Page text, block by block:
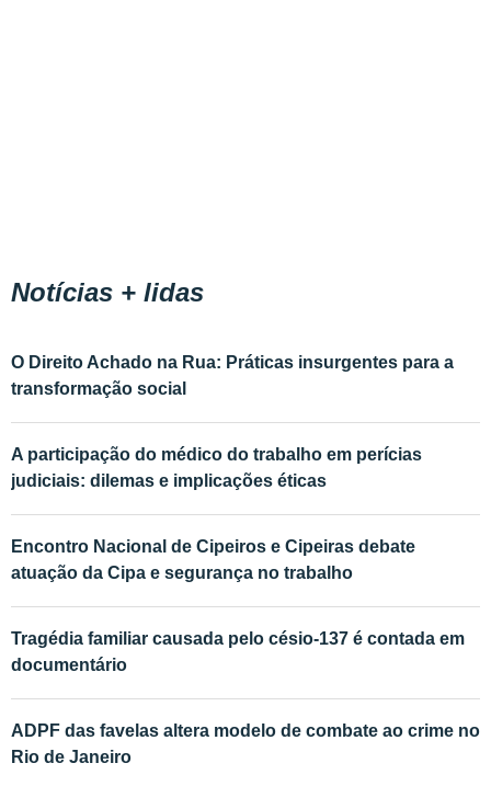
Notícias + lidas
O Direito Achado na Rua: Práticas insurgentes para a
transformação social
A participação do médico do trabalho em perícias
judiciais: dilemas e implicações éticas
Encontro Nacional de Cipeiros e Cipeiras debate
atuação da Cipa e segurança no trabalho
Tragédia familiar causada pelo césio-137 é contada em
documentário
ADPF das favelas altera modelo de combate ao crime no
Rio de Janeiro